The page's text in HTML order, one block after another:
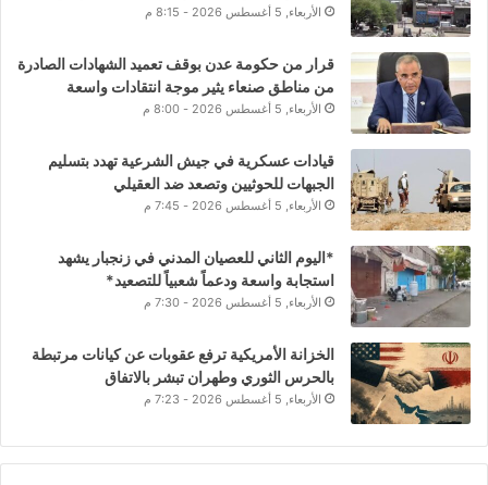
الأربعاء, 5 أغسطس 2026 - 8:15 م
قرار من حكومة عدن بوقف تعميد الشهادات الصادرة
من مناطق صنعاء يثير موجة انتقادات واسعة
الأربعاء, 5 أغسطس 2026 - 8:00 م
قيادات عسكرية في جيش الشرعية تهدد بتسليم
الجبهات للحوثيين وتصعد ضد العقيلي
الأربعاء, 5 أغسطس 2026 - 7:45 م
*اليوم الثاني للعصيان المدني في زنجبار يشهد
استجابة واسعة ودعماً شعبياً للتصعيد*
الأربعاء, 5 أغسطس 2026 - 7:30 م
الخزانة الأمريكية ترفع عقوبات عن كيانات مرتبطة
بالحرس الثوري وطهران تبشر بالاتفاق
الأربعاء, 5 أغسطس 2026 - 7:23 م